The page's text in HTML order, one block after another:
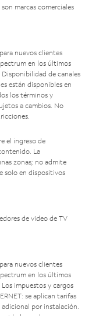
marcas comerciales
nuevos clientes
en los últimos
de canales
están disponibles en
los términos y
a cambios. No
el ingreso de
La
zonas; no admite
solo en dispositivos
de video de TV
nuevos clientes
en los últimos
impuestos y cargos
se aplican tarifas
por instalación.